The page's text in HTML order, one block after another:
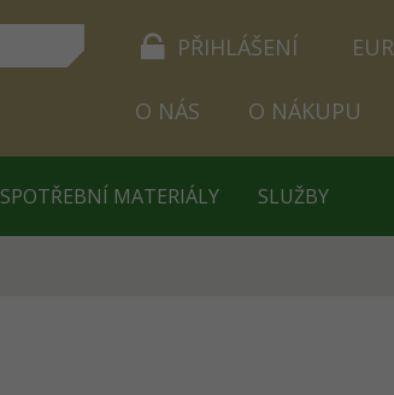
PŘIHLÁŠENÍ EUR
O NÁS O NÁKUPU
SPOTŘEBNÍ MATERIÁLY SLUŽBY